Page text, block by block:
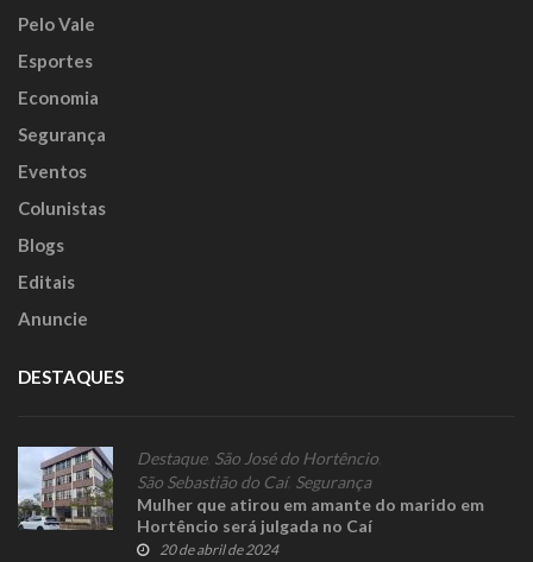
Pelo Vale
Esportes
Economia
Segurança
Eventos
Colunistas
Blogs
Editais
Anuncie
DESTAQUES
Destaque, São José do Hortêncio
São Sebastião do Caí, Segurança
Mulher que atirou em amante do marido em
Hortêncio será julgada no Caí
20 de abril de 2024